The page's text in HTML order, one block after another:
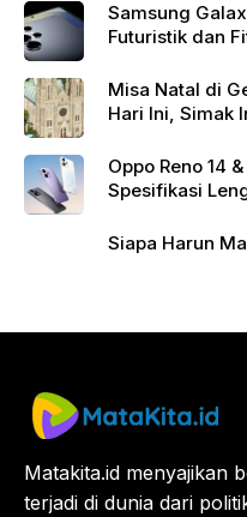
Samsung
Futuristik dan
Misa Natal di
Hari Ini, Simak
Oppo Reno 14
Spesifikasi
Siapa Harun
Matakita.id menyajikan
terjadi di dunia dari